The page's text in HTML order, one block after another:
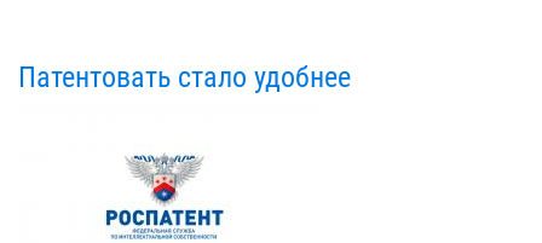
Патентовать стало удобнее